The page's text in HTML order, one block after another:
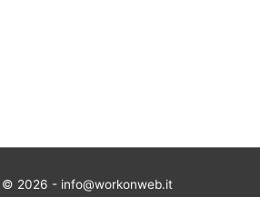
© 2026 - info@workonweb.it